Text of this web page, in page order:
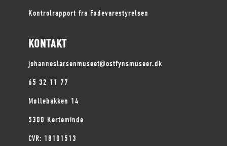
Kontrolrapport fra Fødevarestyrelsen
KONTAKT
johanneslarsenmuseet@ostfynsmuseer.dk
65 32 11 77
Møllebakken 14
5300 Kerteminde
CVR: 18101513